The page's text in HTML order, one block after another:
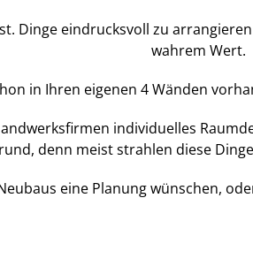
Dinge eindrucksvoll zu
wahrem Wert.
in Ihren eigenen 4 Wänden
individuelles
denn meist strahlen diese
eine Planung wünschen,